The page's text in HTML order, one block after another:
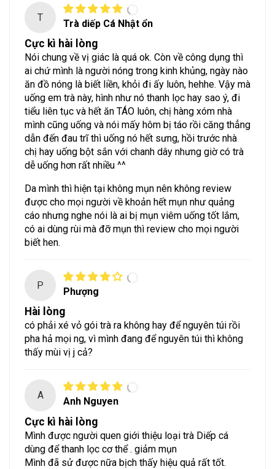
T
Trà diếp Cá Nhật ổn
Cực kì hài lòng
Nói chung về vị giác là quá ok. Còn về công dụng thì
ai chứ mình là người nóng trong kinh khủng, ngày nào
ăn đồ nóng là biết liền, khỏi đi ấy luôn, hehhe. Vậy mà
uống em trà này, hình như nó thanh lọc hay sao ý, đi
tiểu liên tục và hết ăn TÁO luôn, chị hàng xóm nhà
mình cũng uống và nói mấy hôm bị táo rồi căng thẳng
dẫn đến đau trĩ thì uống nó hết sưng, hồi trước nhà
chị hay uống bột sắn với chanh dây nhưng giờ có trà
dễ uống hơn rất nhiều ^^
Da mình thì hiện tại không mụn nên không review
được cho mọi người về khoản hết mụn như quảng
cáo nhưng nghe nói là ai bị mụn viêm uống tốt lắm,
có ai dùng rùi mà đỡ mụn thì review cho mọi người
biết hen.
P
Phượng
Hài lòng
có phải xé vỏ gói trà ra không hay để nguyên túi rồi
pha hả mọi ng, vì mình đang để nguyên túi thì không
thấy mùi vị j cả?
A
Anh Nguyen
Cực kì hài lòng
Mình được người quen giới thiệu loại trà Diếp cá
dùng để thanh lọc cơ thể . giảm mụn
Mình đã sử được nữa bịch thấy hiệu quả rất tốt.